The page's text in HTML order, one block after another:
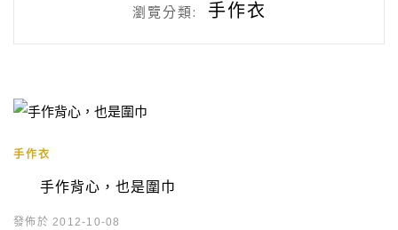
瀏覽分類: 手作衣
手作衣
手作背心，也是圍巾
發佈於 2012-10-08